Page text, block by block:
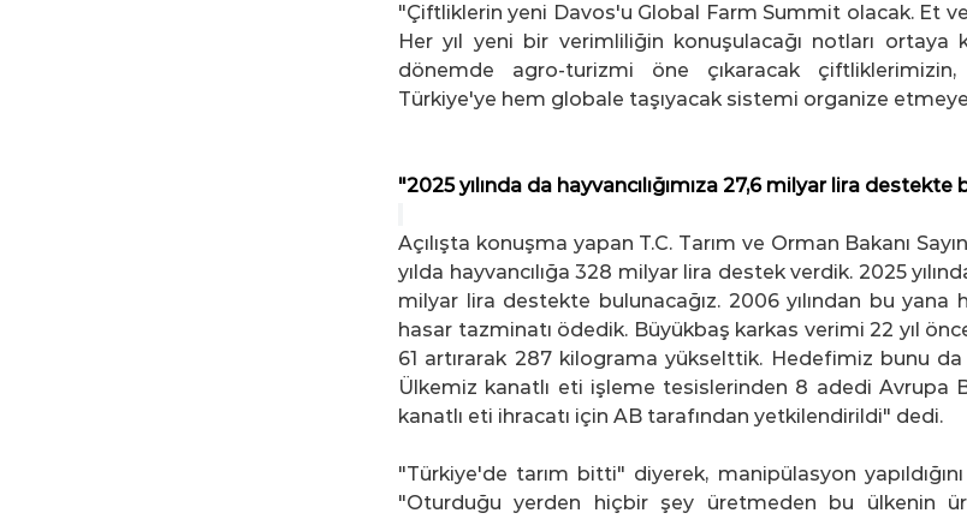
"Çiftliklerin yeni Davos'u Global Farm Summit olacak. Et
Her yıl yeni bir verimliliğin konuşulacağı notları ortaya
dönemde agro-turizmi öne çıkaracak çiftliklerimizin,
Türkiye'ye hem globale taşıyacak sistemi organize etmeye
"2025 yılında da hayvancılığımıza 27,6 milyar lira destekte
Açılışta konuşma yapan T.C. Tarım ve Orman Bakanı
yılda hayvancılığa 328 milyar lira destek verdik. 2025
milyar lira destekte bulunacağız. 2006 yılından bu yana
hasar tazminatı ödedik. Büyükbaş karkas verimi 22 yıl
61 artırarak 287 kilograma yükselttik. Hedefimiz bunu
Ülkemiz kanatlı eti işleme tesislerinden 8 adedi Avrupa
kanatlı eti ihracatı için AB tarafından yetkilendirildi" dedi.
"Türkiye'de tarım bitti" diyerek, manipülasyon
"Oturduğu yerden hiçbir şey üretmeden bu ülkenin